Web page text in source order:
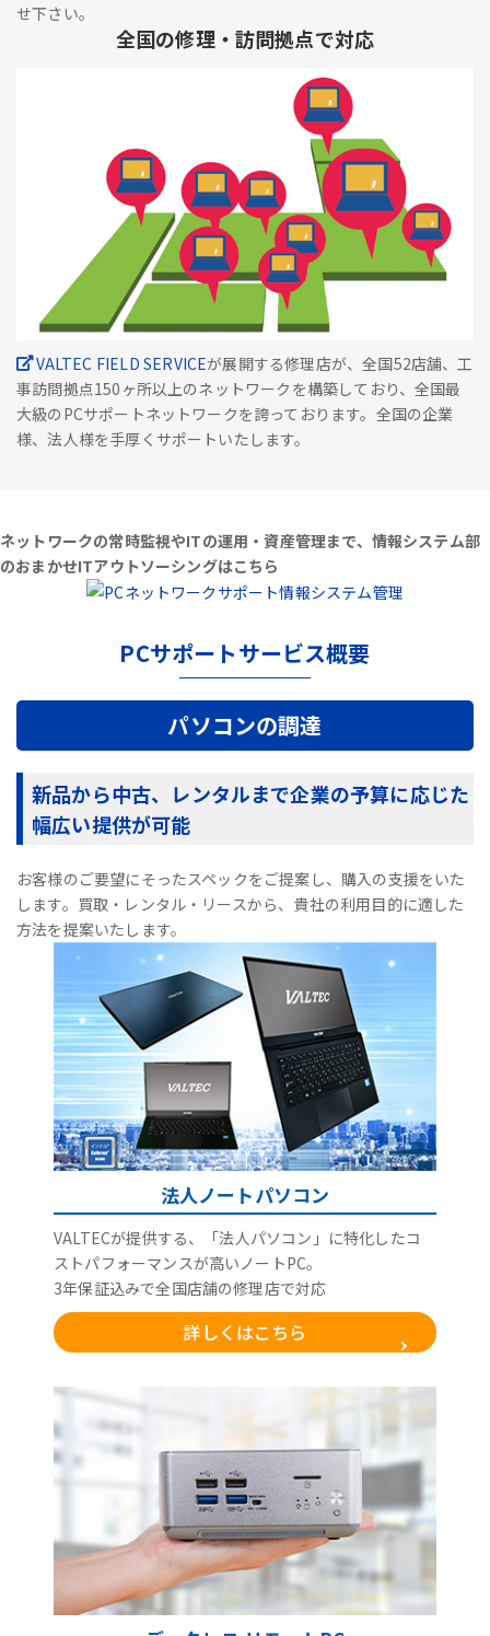
せ下さい。
全国の修理・訪問拠点で対応
VALTEC FIELD SERVICEが展開する修理店が、全国52店舗、工
事訪問拠点150ヶ所以上のネットワークを構築しており、全国最
大級のPCサポートネットワークを誇っております。全国の企業
様、法人様を手厚くサポートいたします。
ネットワークの常時監視やITの運用・資産管理まで、情報システム部
のおまかせITアウトソーシングはこちら
PCサポートサービス概要
パソコンの調達
新品から中古、レンタルまで企業の予算に応じた
幅広い提供が可能
お客様のご要望にそったスペックをご提案し、購入の支援をいた
します。買取・レンタル・リースから、貴社の利用目的に適した
方法を提案いたします。
法人ノートパソコン
VALTECが提供する、「法人パソコン」に特化したコ
ストパフォーマンスが高いノートPC。
3年保証込みで全国店舗の修理店で対応
詳しくはこちら